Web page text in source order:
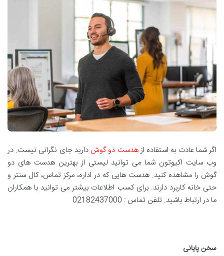
اگر شما عادت به استفاده ازهدست دو گوش دارید جای نگرانی نیست. در
وب سایت اکیوتون شما می توانید لیستی از بهترین هدست های دو
گوش را مشاهده کنید. هدست هایی که در اداره، مرکز تماس، کال سنتر و
حتی خانه کاربرد دارند. برای کسب اطلاعات بیشتر می توانید با همکاران
ما در ارتباط باشید. تلفن تماس : 02182437000
سخن پایانی